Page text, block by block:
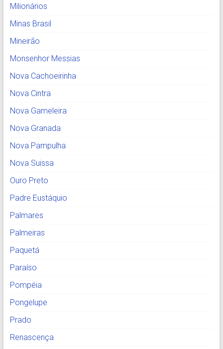
Milionários
Minas Brasil
Mineirão
Monsenhor Messias
Nova Cachoeirinha
Nova Cintra
Nova Gameleira
Nova Granada
Nova Pampulha
Nova Suissa
Ouro Preto
Padre Eustáquio
Palmares
Palmeiras
Paquetá
Paraíso
Pompéia
Pongelupe
Prado
Renascença